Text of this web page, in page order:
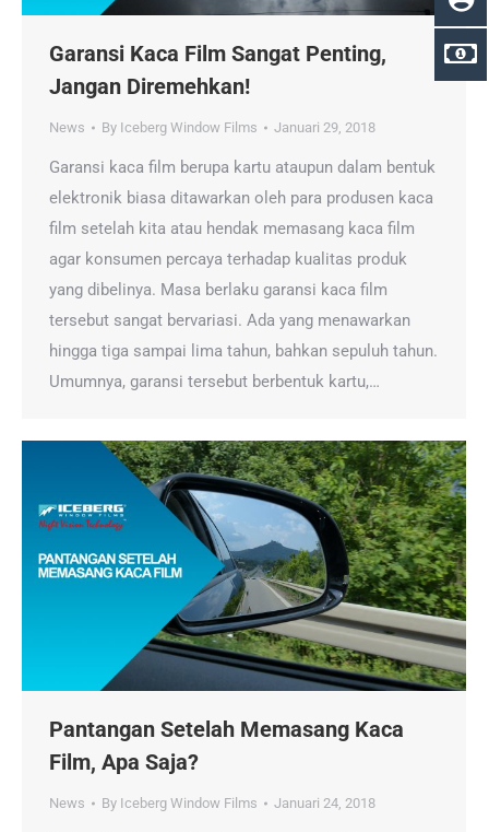
Garansi Kaca Film Sangat Penting,
Jangan Diremehkan!
News By Iceberg Window Films Januari 29, 2018
Garansi kaca film berupa kartu ataupun dalam bentuk
elektronik biasa ditawarkan oleh para produsen kaca
film setelah kita atau hendak memasang kaca film
agar konsumen percaya terhadap kualitas produk
yang dibelinya. Masa berlaku garansi kaca film
tersebut sangat bervariasi. Ada yang menawarkan
hingga tiga sampai lima tahun, bahkan sepuluh tahun.
Umumnya, garansi tersebut berbentuk kartu,…
Pantangan Setelah Memasang Kaca
Film, Apa Saja?
News By Iceberg Window Films Januari 24, 2018